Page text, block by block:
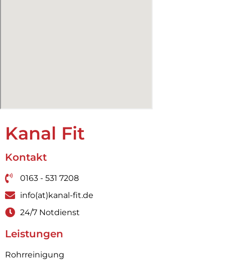
Kanal Fit
Kontakt
0163 - 531 7208
info(at)kanal-fit.de
24/7 Notdienst
Leistungen
Rohrreinigung